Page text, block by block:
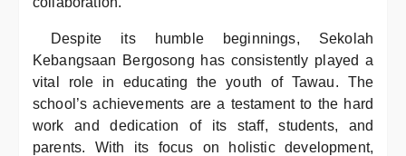
Despite its humble beginnings, Sekolah
Kebangsaan Bergosong has consistently played a
vital role in educating the youth of Tawau. The
school’s achievements are a testament to the hard
work and dedication of its staff, students, and
parents. With its focus on holistic development,